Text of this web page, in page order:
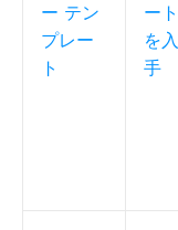
ー テン
プレー
ト
ート
を入
手